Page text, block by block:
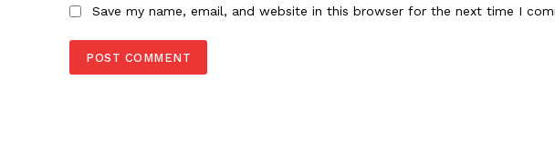
Save my name, email, and website in this browser for the next time I